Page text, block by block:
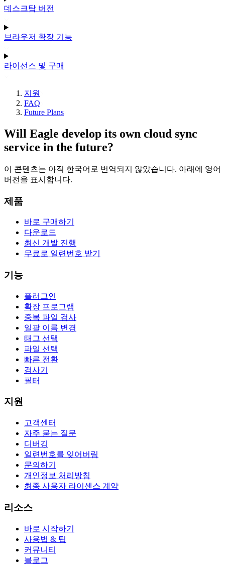
데스크탑 버전
브라우저 확장 기능
라이선스 및 구매
지원
FAQ
Future Plans
Will Eagle develop its own cloud sync
service in the future?
이 콘텐츠는 아직 한국어로 번역되지 않았습니다. 아래에 영어
버전을 표시합니다.
제품
바로 구매하기
다운로드
최신 개발 진행
무료로 일련번호 받기
기능
플러그인
확장 프로그램
중복 파일 검사
일괄 이름 변경
태그 선택
파일 선택
빠른 전환
검사기
필터
지원
고객센터
자주 묻는 질문
디버깅
일련번호를 잊어버림
문의하기
개인정보 처리방침
최종 사용자 라이센스 계약
리소스
바로 시작하기
사용법 & 팁
커뮤니티
블로그